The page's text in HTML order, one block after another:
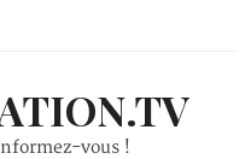
vous !